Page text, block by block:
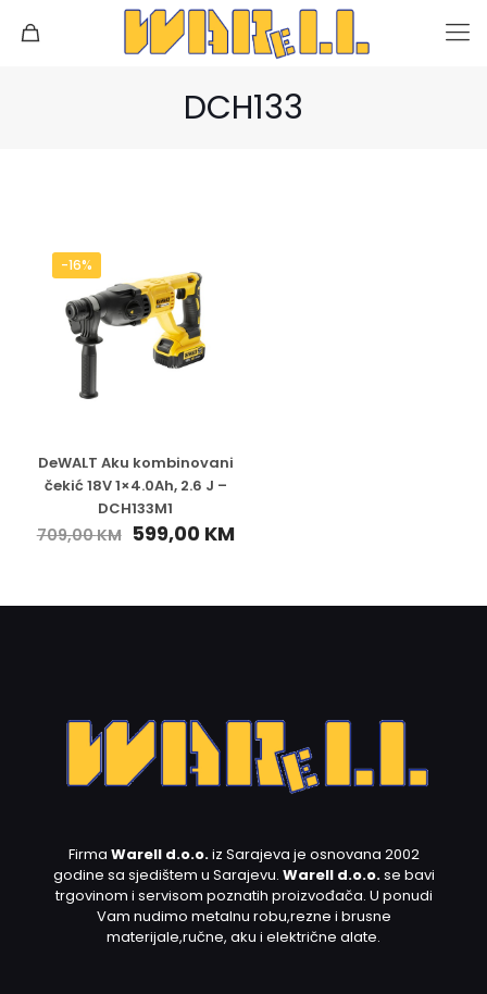
DCH133
-16%
DeWALT Aku kombinovani
čekić 18V 1×4.0Ah, 2.6 J –
DCH133M1
709,00KM 599,00 KM
Firma Warell d.o.o.iz Sarajeva je osnovana 2002
godine sa sjedištem u Sarajevu. Warell d.o.o.se bavi
trgovinom i servisom poznatih proizvođača. U ponudi
Vam nudimo metalnu robu,rezne i brusne
materijale,ručne, aku i električne alate.